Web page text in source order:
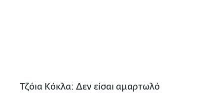
Τζόια Κόκλα: Δεν είσαι αμαρτωλό